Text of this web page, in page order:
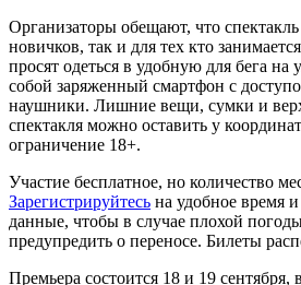
Организаторы обещают, что
новичков, так и для тех кто
просят одеться в удобную для бега на
собой заряженный смартфон с
наушники. Лишние вещи, сумки и
спектакля можно оставить у
ограничение 18+.
Участие бесплатное, но количество
Зарегистрируйтесь на удобное время
данные, чтобы в случае плохой
предупредить о переносе. Билеты
Премьера состоится 18 и 19 сентября,